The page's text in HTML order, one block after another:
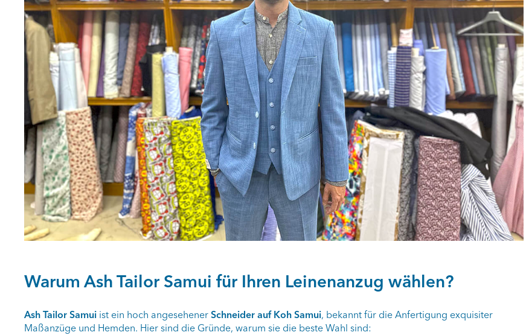
Warum Ash Tailor Samui für Ihren Leinenanzug wählen?
Ash Tailor Samui ist ein hoch angesehener Schneider auf Koh Samui, bekannt für die Anfertigung exquisiter
Maßanzüge und Hemden. Hier sind die Gründe, warum sie die beste Wahl sind: